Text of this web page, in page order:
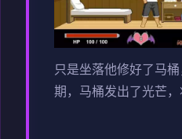
只是坐落他修好了马
期，马桶发出了光芒，